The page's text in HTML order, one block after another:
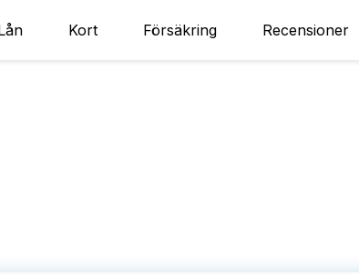
Kort Försäkring Recensioner